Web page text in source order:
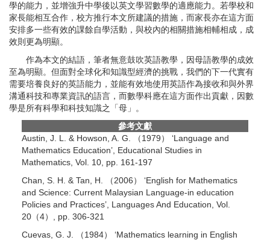
學的能力，並增強升中學後以英文學習數學的適應能力。若學校和
家長能相互合作，校方推行本文所建議的措施，而家長亦在這方面
安排多一些有效的課餘自學活動，與校內的相關措施相輔相成，成
效則更為明顯。
作為本文的結語，筆者無意鼓吹英語教學，因母語教學的成效
至為明顯。但面對全球化和知識型經濟的挑戰，我們的下一代實有
需要培養良好的英語能力，並能有效地使用英語作為接收和與外界
溝通科技和專業資訊的語言，而數學科應在這方面作出貢獻，因數
學是所有科學和科技知識之「母」。
參考文獻
Austin, J. L. & Howson, A. G. （1979） ‘Language and
Mathematics Education’, Educational Studies in
Mathematics, Vol. 10, pp. 161-197
Chan, S. H. & Tan, H. （2006） ‘English for Mathematics
and Science: Current Malaysian Language-in education
Policies and Practices’, Languages And Education, Vol.
20（4）, pp. 306-321
Cuevas, G. J. （1984） ‘Mathematics learning in English